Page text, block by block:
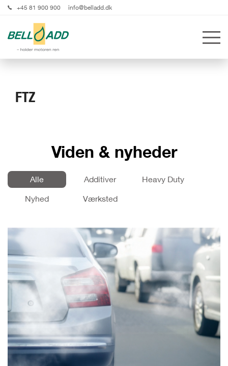
+45 81 900 900 info@belladd.dk
FTZ
Viden & nyheder
Alle Additiver
Heavy Duty
Nyhed
Værksted